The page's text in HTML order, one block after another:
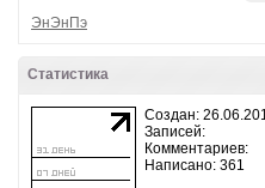
ЭнЭнПэ
Статистика
Создан:
Записей:
Комментариев:
Написано: 361